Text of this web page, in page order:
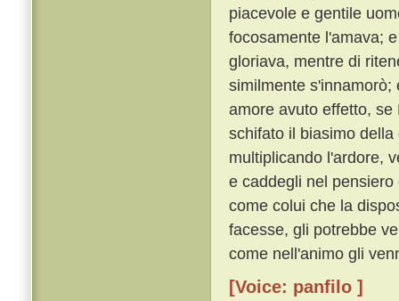
piacevole e gentile
focosamente l'amava;
gloriava, mentre di
similmente
amore avuto effetto,
schifato il biasimo
multiplicando l'ardore,
e caddegli nel
come colui che la
facesse, gli potrebbe
come nell'animo gli
[Voice: panfilo ]